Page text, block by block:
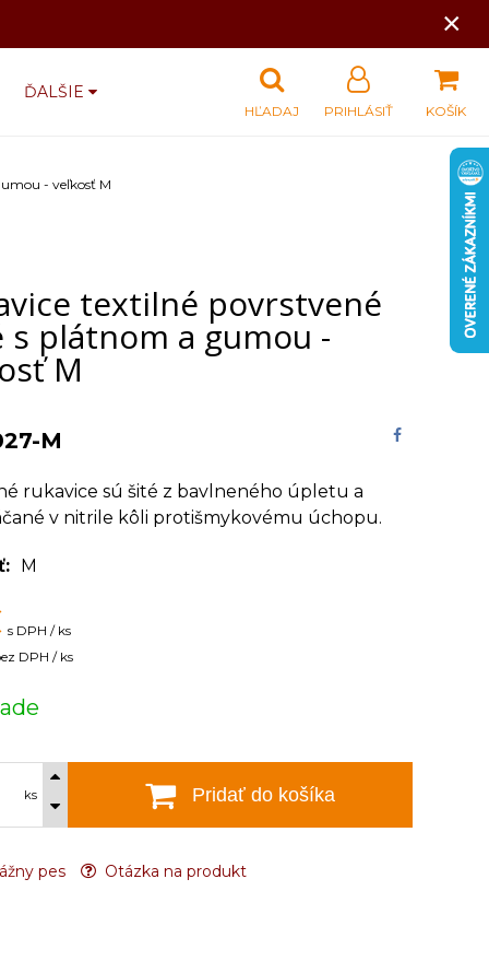
×
ĎALŠIE
KOŠÍK
PRIHLÁSIŤ
HĽADAJ
- veľkosť M
textilné povrstvené
s plátnom a gumou -
M
M
rukavice sú šité z bavlneného úpletu a
v nitrile kôli protišmykovému úchopu.
M
s DPH / ks
DPH / ks
ks Pridať do košíka
pes Otázka na produkt